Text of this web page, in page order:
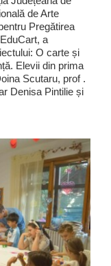
de Arte
Pregătirea
a
O carte și
Elevii din prima
Scutaru, prof .
Denisa Pintilie și